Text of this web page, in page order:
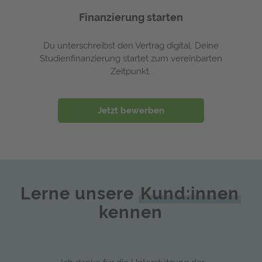
Finanzierung starten
Du unterschreibst den Vertrag digital. Deine
Studienfinanzierung startet zum vereinbarten
Zeitpunkt.
Jetzt bewerben
Lerne unsere Kund:innen
kennen